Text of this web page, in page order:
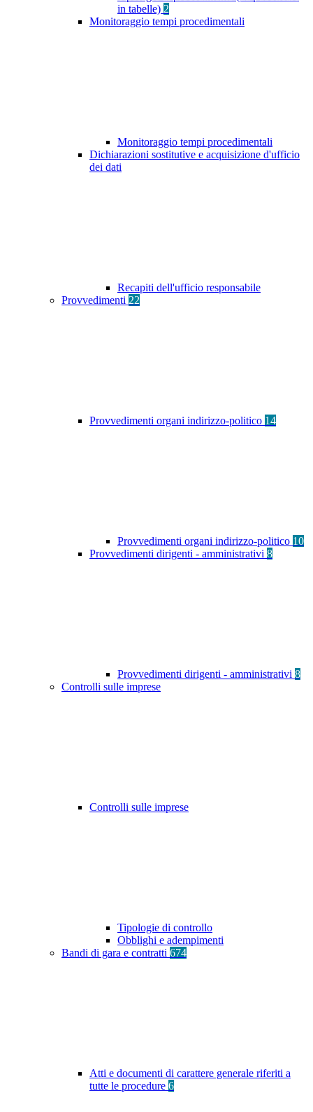
in tabelle) 2
Monitoraggio tempi procedimentali
Monitoraggio tempi procedimentali
Dichiarazioni sostitutive e acquisizione d'ufficio
dei dati
Recapiti dell'ufficio responsabile
Provvedimenti 22
Provvedimenti organi indirizzo-politico 14
Provvedimenti organi indirizzo-politico 10
Provvedimenti dirigenti - amministrativi 8
Provvedimenti dirigenti - amministrativi 8
Controlli sulle imprese
Controlli sulle imprese
Tipologie di controllo
Obblighi e adempimenti
Bandi di gara e contratti 674
Atti e documenti di carattere generale riferiti a
tutte le procedure 6